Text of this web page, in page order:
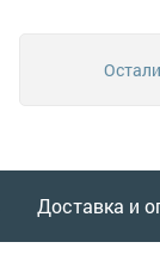
Доставка и